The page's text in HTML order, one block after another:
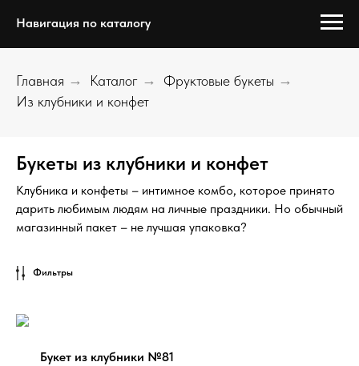
Навигация по каталогу
Главная → Каталог → Фруктовые букеты →
Из клубники и конфет
Букеты из клубники и конфет
Клубника и конфеты – интимное комбо, которое принято
дарить любимым людям на личные праздники. Но обычный
магазинный пакет – не лучшая упаковка?
Фильтры
Букет из клубники №81